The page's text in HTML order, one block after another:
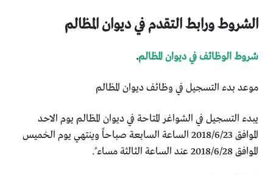
الشروط ورابط التقدم في ديوان المظالم
شروط الوظائف في ديوان المظالم.
موعد بدء التسجيل في وظائف ديوان المظالم
يبدء التسجيل في الشواغر المتاحة في ديوان المظالم يوم الاحد
الموافق 2018/6/23 الساعة السابعة صباحاً وينتهي يوم الخميس
الموافق 2018/6/28 عند الساعة الثالثة مساء ً.